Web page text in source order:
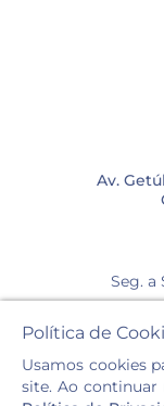
Av.
Seg. a
Política de
Usamos cookies
site. Ao continuar